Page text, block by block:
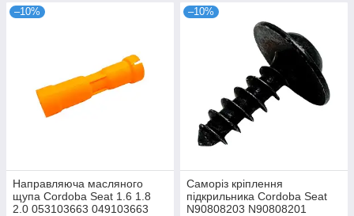
–10%
Направляюча масляного
щупа Cordoba Seat 1.6 1.8
2.0 053103663 049103663
–10%
Саморіз кріплення
підкрильника Cordoba Seat
N90808203 N90808201